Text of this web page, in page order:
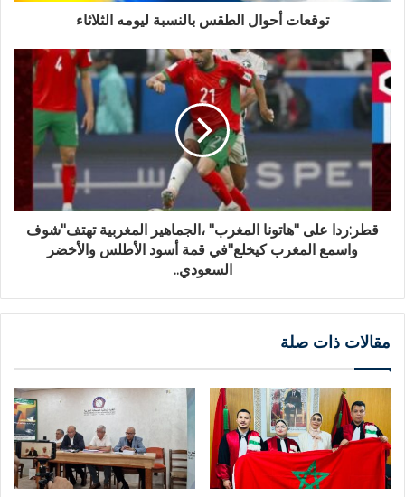
توقعات أحوال الطقس بالنسبة ليومه الثلاثاء
قطر:ردا على "هاتونا المغرب" ،الجماهير المغربية تهتف"شوف
واسمع المغرب كيخلع"في قمة أسود الأطلس والأخضر
السعودي..
مقالات ذات صلة